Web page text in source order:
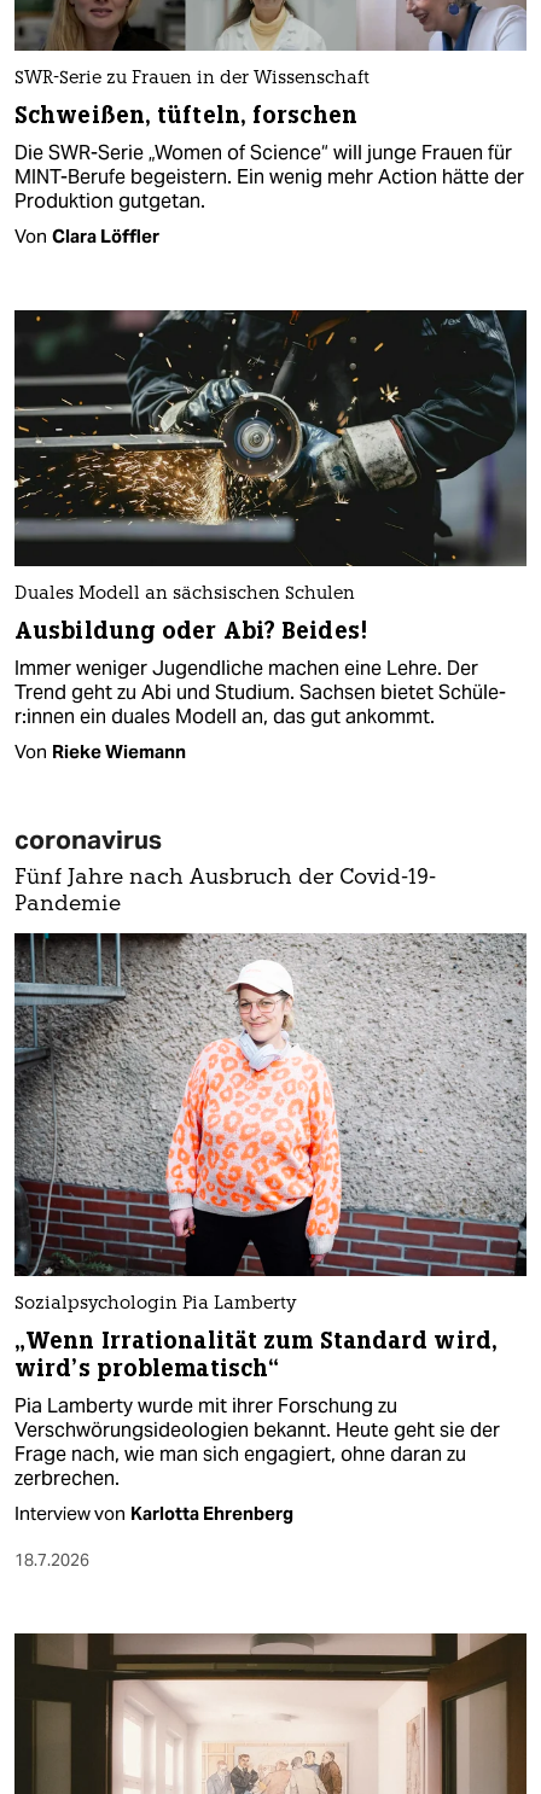
SWR-Serie zu Frauen in der Wissenschaft
Schweißen, tüfteln, forschen
Die SWR-Serie „Women of Science“ will junge Frauen für
MINT-Berufe begeistern. Ein wenig mehr Action hätte der
Produktion gutgetan.
Von Clara Löffler
Duales Modell an sächsischen Schulen
Ausbildung oder Abi? Beides!
Immer weniger Jugendliche machen eine Lehre. Der
Trend geht zu Abi und Studium. Sachsen bietet Schü­le­
r:in­nen ein duales Modell an, das gut ankommt.
Von Rieke Wiemann
coronavirus
Fünf Jahre nach Ausbruch der Covid-19-
Pandemie
Sozialpsychologin Pia Lamberty
„Wenn Irrationalität zum Standard wird,
wird’s problematisch“
Pia Lamberty wurde mit ihrer Forschung zu
Verschwörungsideologien bekannt. Heute geht sie der
Frage nach, wie man sich engagiert, ohne daran zu
zerbrechen.
Interview von Karlotta Ehrenberg
18.7.2026